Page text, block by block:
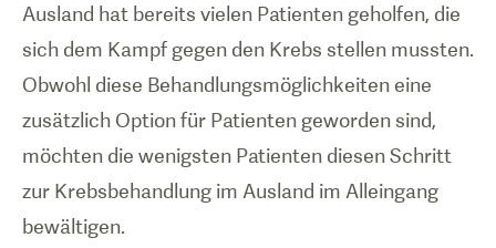
Ausland hat bereits vielen Patienten geholfen, die
sich dem Kampf gegen den Krebs stellen mussten.
Obwohl diese Behandlungsmöglichkeiten eine
zusätzlich Option für Patienten geworden sind,
möchten die wenigsten Patienten diesen Schritt
zur Krebsbehandlung im Ausland im Alleingang
bewältigen.